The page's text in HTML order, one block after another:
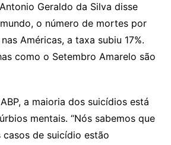
Geraldo da Silva disse
o número de mortes por
Américas, a taxa subiu 17%.
como o Setembro Amarelo são
a maioria dos suicídios está
mentais. “Nós sabemos que
de suicídio estão